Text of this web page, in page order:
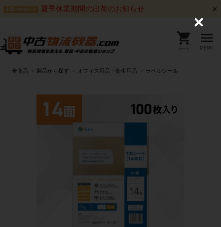
出荷のお知らせ 夏季休業期間の出荷のお知らせ
カート MENU
全商品 製品から探す オフィス用品・衛生用品 ラベルシール
C
o
s